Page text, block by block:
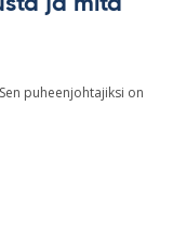
puheenjohtajiksi on